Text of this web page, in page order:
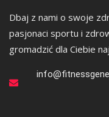
Dbaj z nami o swoje
pasjonaci sportu i
gromadzić dla Ciebie